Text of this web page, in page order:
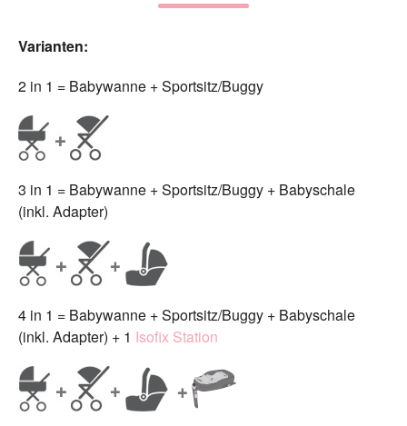
Varianten:
2 in 1 = Babywanne + Sportsitz/Buggy
3 in 1 = Babywanne + Sportsitz/Buggy + Babyschale
(inkl. Adapter)
4 in 1 = Babywanne + Sportsitz/Buggy + Babyschale
(inkl. Adapter) + 1 Isofix Station